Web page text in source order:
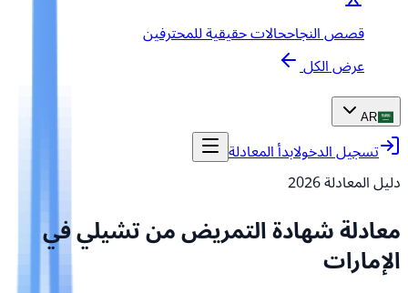
قصص النجاححالات حقيقية للمحترفين
عرض الكل
AR
تسجيل الدخولابدأ المعادلة
دليل المعادلة2026
معادلة شهادة التمريض من تشيلي في
الإمارات